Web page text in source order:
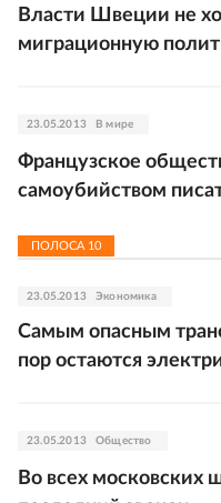
Власти Швеции не
миграционную
23.05.2013 В мире
Французское
самоубийством
ПОЛОСА 10
23.05.2013 Экономика
Самым опасным
пор остаются
23.05.2013 Общество
Во всех московских